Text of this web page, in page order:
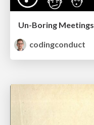
Un-Boring Meetings
codingconduct